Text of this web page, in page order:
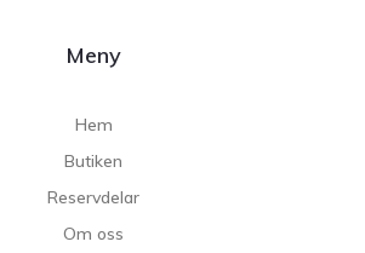
Meny
Hem
Butiken
Reservdelar
Om oss